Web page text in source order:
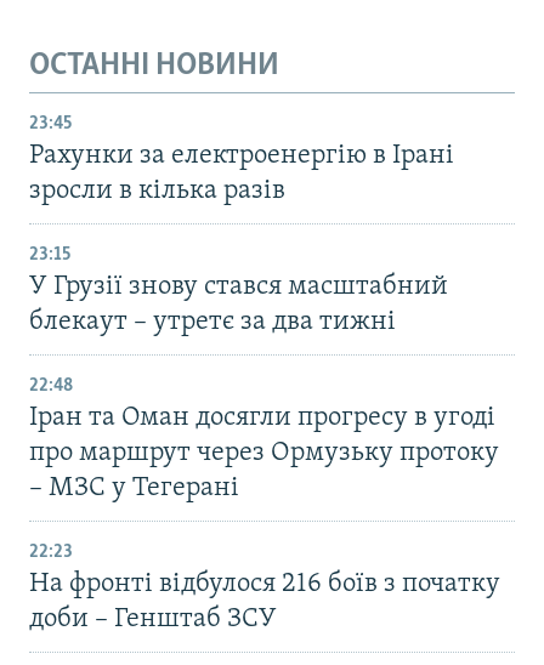
ОСТАННІ НОВИНИ
23:45
Рахунки за електроенергію в Ірані
зросли в кілька разів
23:15
У Грузії знову стався масштабний
блекаут – утретє за два тижні
22:48
Іран та Оман досягли прогресу в угоді
про маршрут через Ормузьку протоку
– МЗС у Тегерані
22:23
На фронті відбулося 216 боїв з початку
доби – Генштаб ЗСУ